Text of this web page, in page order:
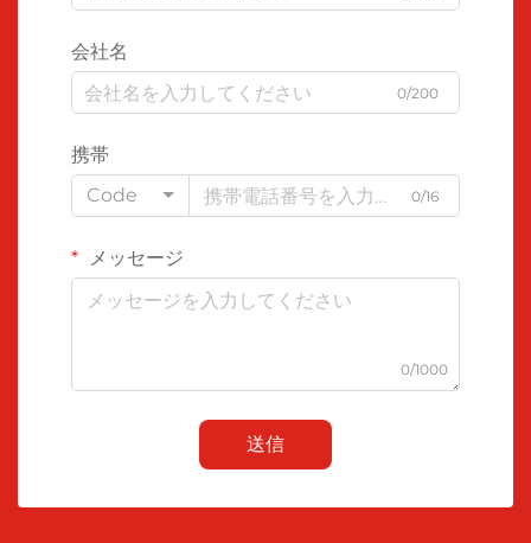
会社名
0/200
携帯
Code
0/16
メッセージ
0/1000
送信